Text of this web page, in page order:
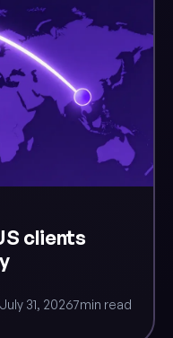
clients
July 31, 20267min read